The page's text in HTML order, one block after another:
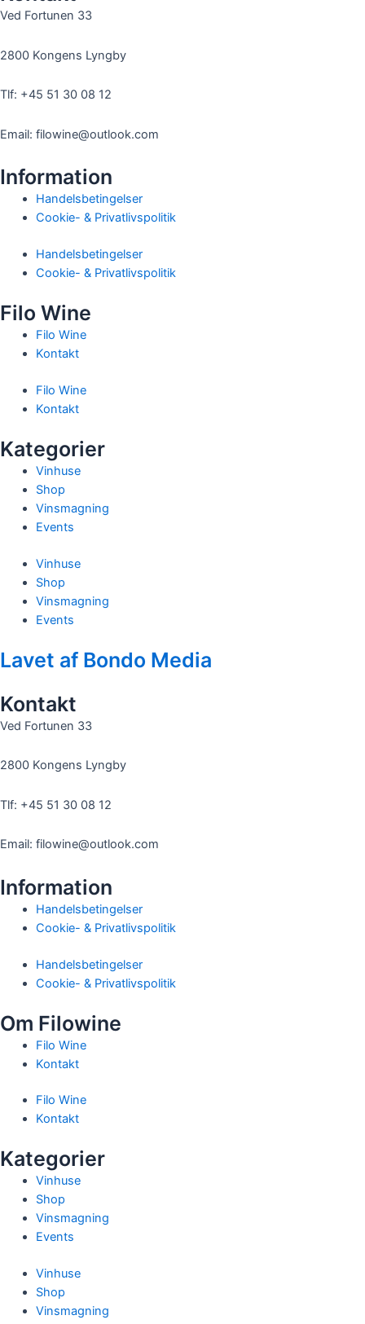
Ved Fortunen 33
2800 Kongens Lyngby
Tlf: +45 51 30 08 12
Email: filowine@outlook.com
Information
Handelsbetingelser
Cookie- & Privatlivspolitik
Handelsbetingelser
Cookie- & Privatlivspolitik
Filo Wine
Filo Wine
Kontakt
Filo Wine
Kontakt
Kategorier
Vinhuse
Shop
Vinsmagning
Events
Vinhuse
Shop
Vinsmagning
Events
Lavet af Bondo Media
Kontakt
Ved Fortunen 33
2800 Kongens Lyngby
Tlf: +45 51 30 08 12
Email: filowine@outlook.com
Information
Handelsbetingelser
Cookie- & Privatlivspolitik
Handelsbetingelser
Cookie- & Privatlivspolitik
Om Filowine
Filo Wine
Kontakt
Filo Wine
Kontakt
Kategorier
Vinhuse
Shop
Vinsmagning
Events
Vinhuse
Shop
Vinsmagning